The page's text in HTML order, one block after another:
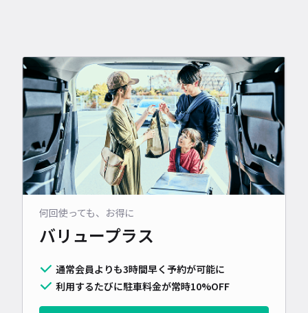
何回使っても、お得に
バリュープラス
通常会員よりも3時間早く予約が可能に
利用するたびに駐車料金が常時10%OFF